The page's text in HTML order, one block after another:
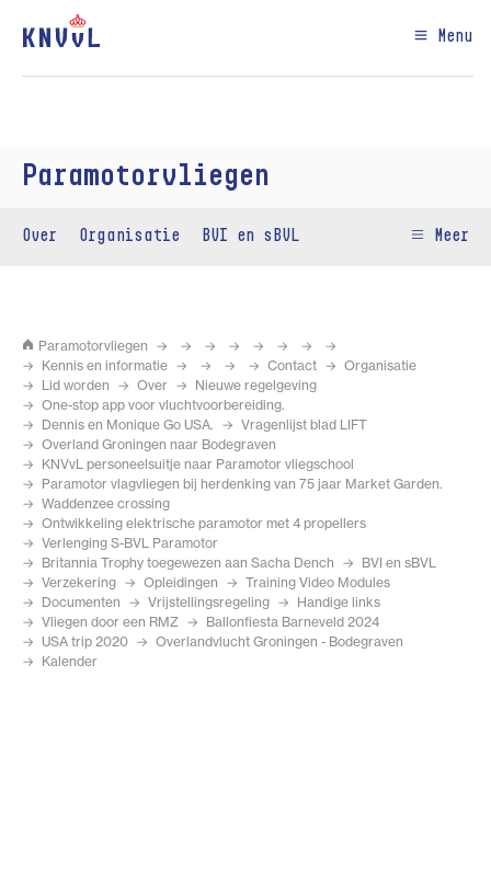
Menu
Paramotorvliegen
Over Organisatie BVI en sBVL Meer
Paramotorvliegen
Kennis en informatie
Contact
Organisatie
Lid worden
Over
Nieuwe regelgeving
One-stop app voor vluchtvoorbereiding.
Dennis en Monique Go USA.
Vragenlijst blad LIFT
Overland Groningen naar Bodegraven
KNVvL personeelsuitje naar Paramotor vliegschool
Paramotor vlagvliegen bij herdenking van 75 jaar Market Garden.
Waddenzee crossing
Ontwikkeling elektrische paramotor met 4 propellers
Verlenging S-BVL Paramotor
Britannia Trophy toegewezen aan Sacha Dench
BVI en sBVL
Verzekering
Opleidingen
Training Video Modules
Documenten
Vrijstellingsregeling
Handige links
Vliegen door een RMZ
Ballonfiesta Barneveld 2024
USA trip 2020
Overlandvlucht Groningen - Bodegraven
Kalender